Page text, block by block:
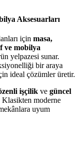
Aksesuarları
için masa,
ve mobilya
yelpazesi sunar.
bir araya
ideal çözümler üretir.
işçilik ve güncel
Klasikten moderne
uyum